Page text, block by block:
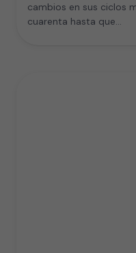
cambios en sus ciclos
cuarenta hasta que…